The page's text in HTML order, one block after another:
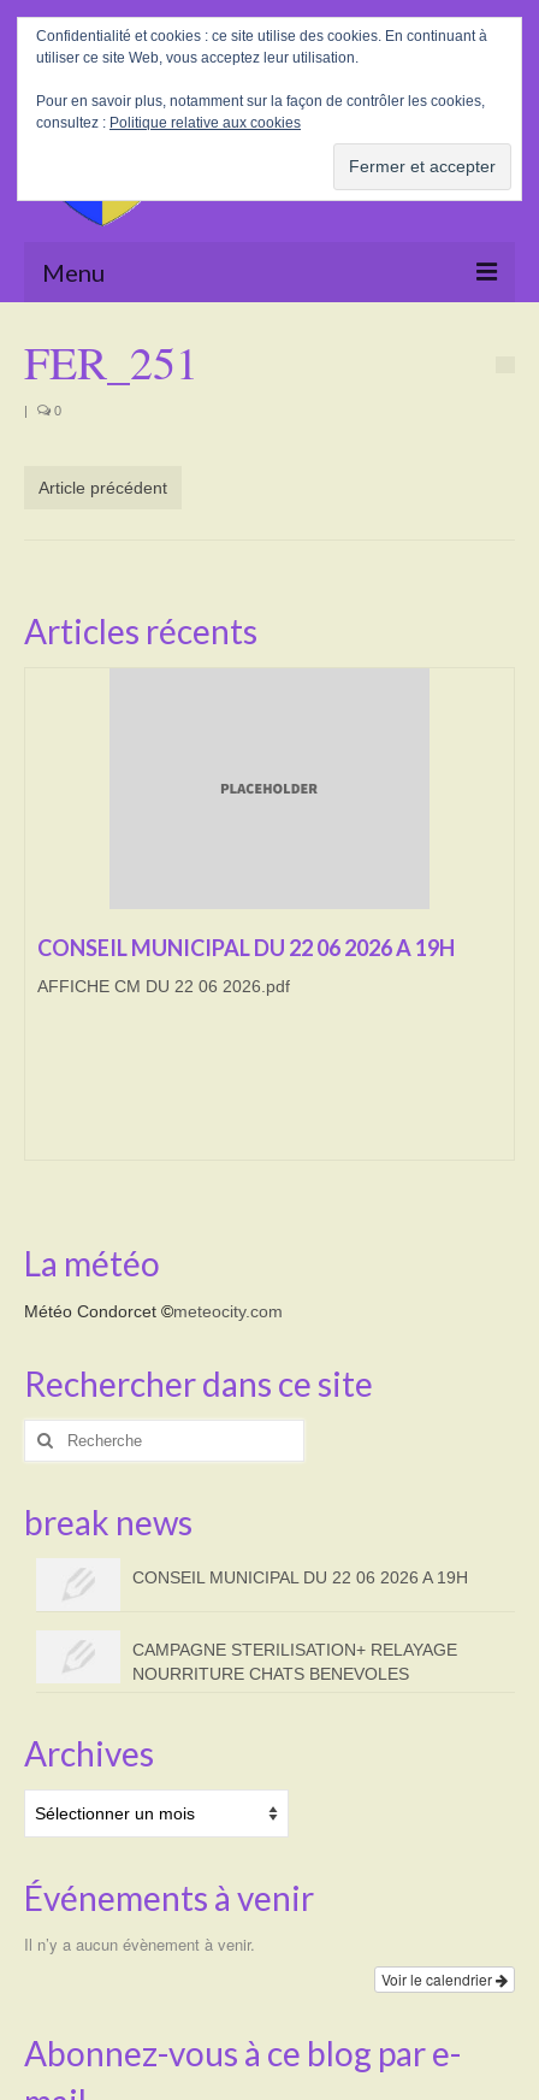
Rechercher
:
Menu
La Mairie
Tourisme
Poésie
Démarches administratives
Service des eaux
Correspondants de presse
LE BRULAGE DES VEGETAUX
DECHETS VERTS
FER_251
| 0
Article précédent
Articles récents
CONSEIL MUNICIPAL DU 22 06 2026 A 19H
AFFICHE CM DU 22 06 2026.pdf
La météo
Météo Condorcet ©meteocity.com
Rechercher dans ce site
Rechercher
break news
CONSEIL MUNICIPAL DU 22 06 2026 A 19H
CAMPAGNE STERILISATION+ RELAYAGE
NOURRITURE CHATS BENEVOLES
Archives
Événements à venir
Il n’y a aucun évènement à venir.
Voir le calendrier
Abonnez-vous à ce blog par e-
Confidentialité et cookies : ce site utilise des cookies. En continuant à
utiliser ce site Web, vous acceptez leur utilisation.
Pour en savoir plus, notamment sur la façon de contrôler les cookies,
consultez : Politique relative aux cookies